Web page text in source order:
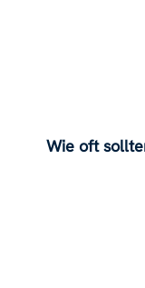
Wie oft